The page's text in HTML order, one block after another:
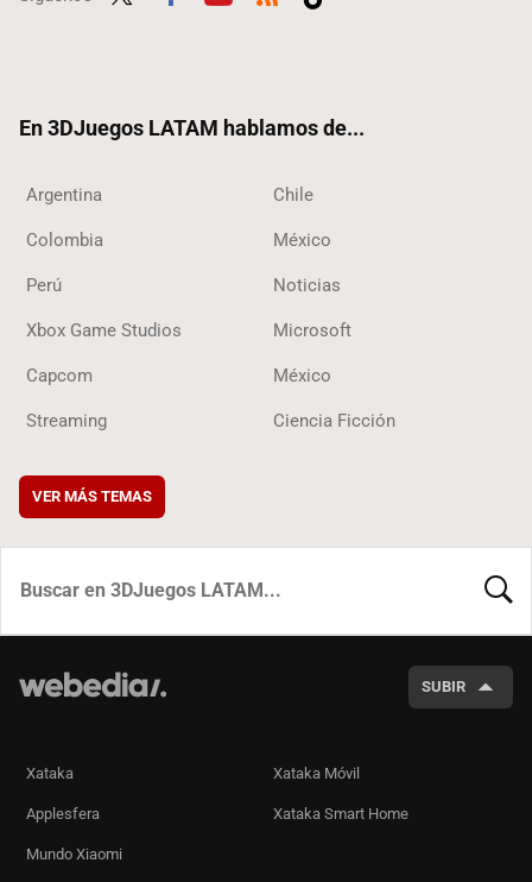
En 3DJuegos LATAM hablamos de...
Argentina Chile
Colombia México
Perú Noticias
Xbox Game Studios Microsoft
Capcom México
Streaming Ciencia Ficción
VER MÁS TEMAS
SUBIR
Xataka Xataka Móvil
Applesfera Xataka Smart Home
Mundo Xiaomi